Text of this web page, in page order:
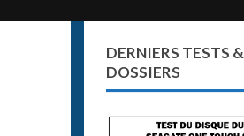
DERNIERS TESTS &
DOSSIERS